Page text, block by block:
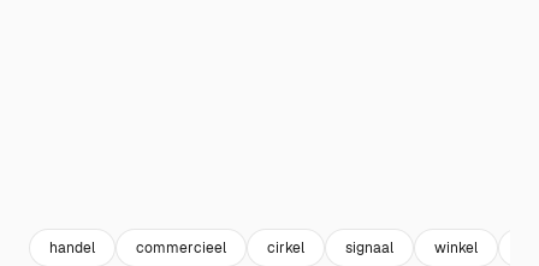
handel commercieel cirkel signaal winkel